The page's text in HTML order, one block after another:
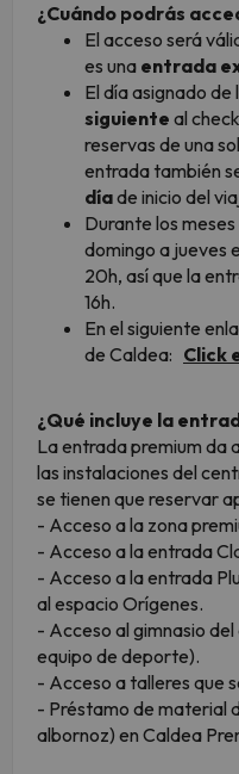
¿Cuándo podrás
El acceso será
es una entrada
El día asignado de
siguiente al
reservas de una
entrada también
díade inicio del
Durante los
domingo a jueves
20h, así que la
16h.
En el siguiente
de Caldea: Click
¿Qué incluye la
La entrada premium da
las instalaciones del
se tienen que reservar
- Acceso a la zona
- Acceso a la entrada
- Acceso a la entrada
al espacio Orígenes.
- Acceso al gimnasio
equipo de deporte).
- Acceso a talleres que
- Préstamo de material
albornoz) en Caldea